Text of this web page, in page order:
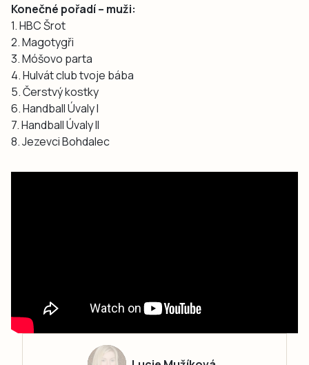
Konečné pořadí – muži:
1. HBC Šrot
2. Magotygři
3. Móšovo parta
4. Hulvát club tvoje bába
5. Čerstvý kostky
6. Handball Úvaly I
7. Handball Úvaly II
8. Jezevci Bohdalec